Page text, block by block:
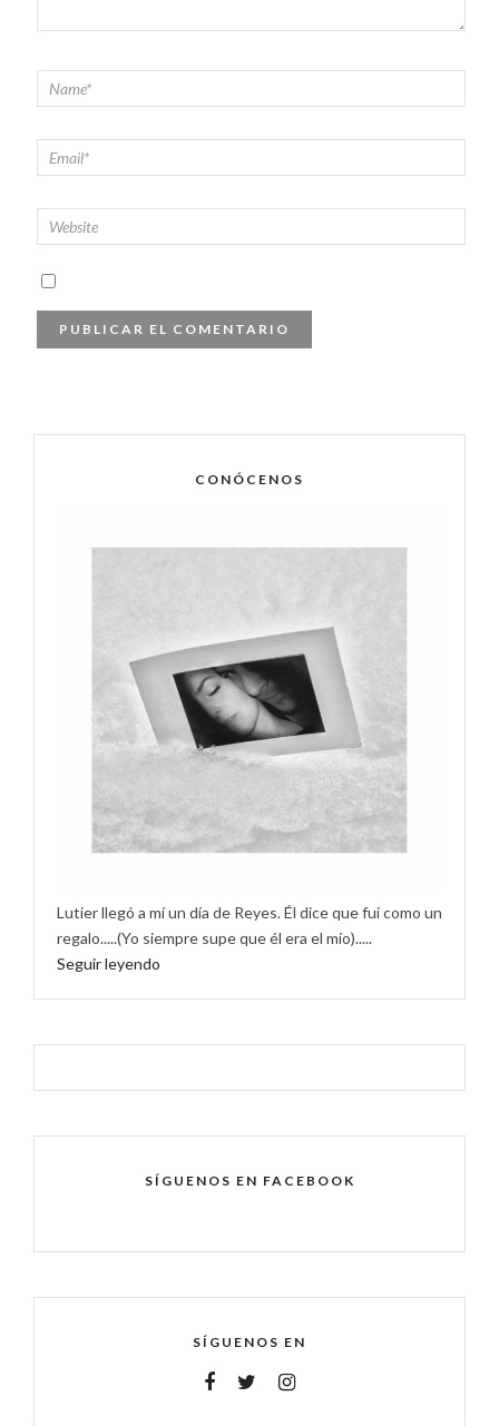
CONÓCENOS
Lutier llegó a mí un día de Reyes. Él dice que fui como un
regalo.....(Yo siempre supe que él era el mío).....
Seguir leyendo
SÍGUENOS EN FACEBOOK
SÍGUENOS EN